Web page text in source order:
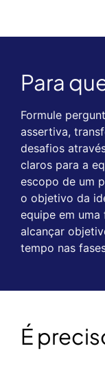
Para
Formule
assertiva,
desafios
claros para a
escopo de um
o objetivo da
equipe em
alcançar
tempo nas
É